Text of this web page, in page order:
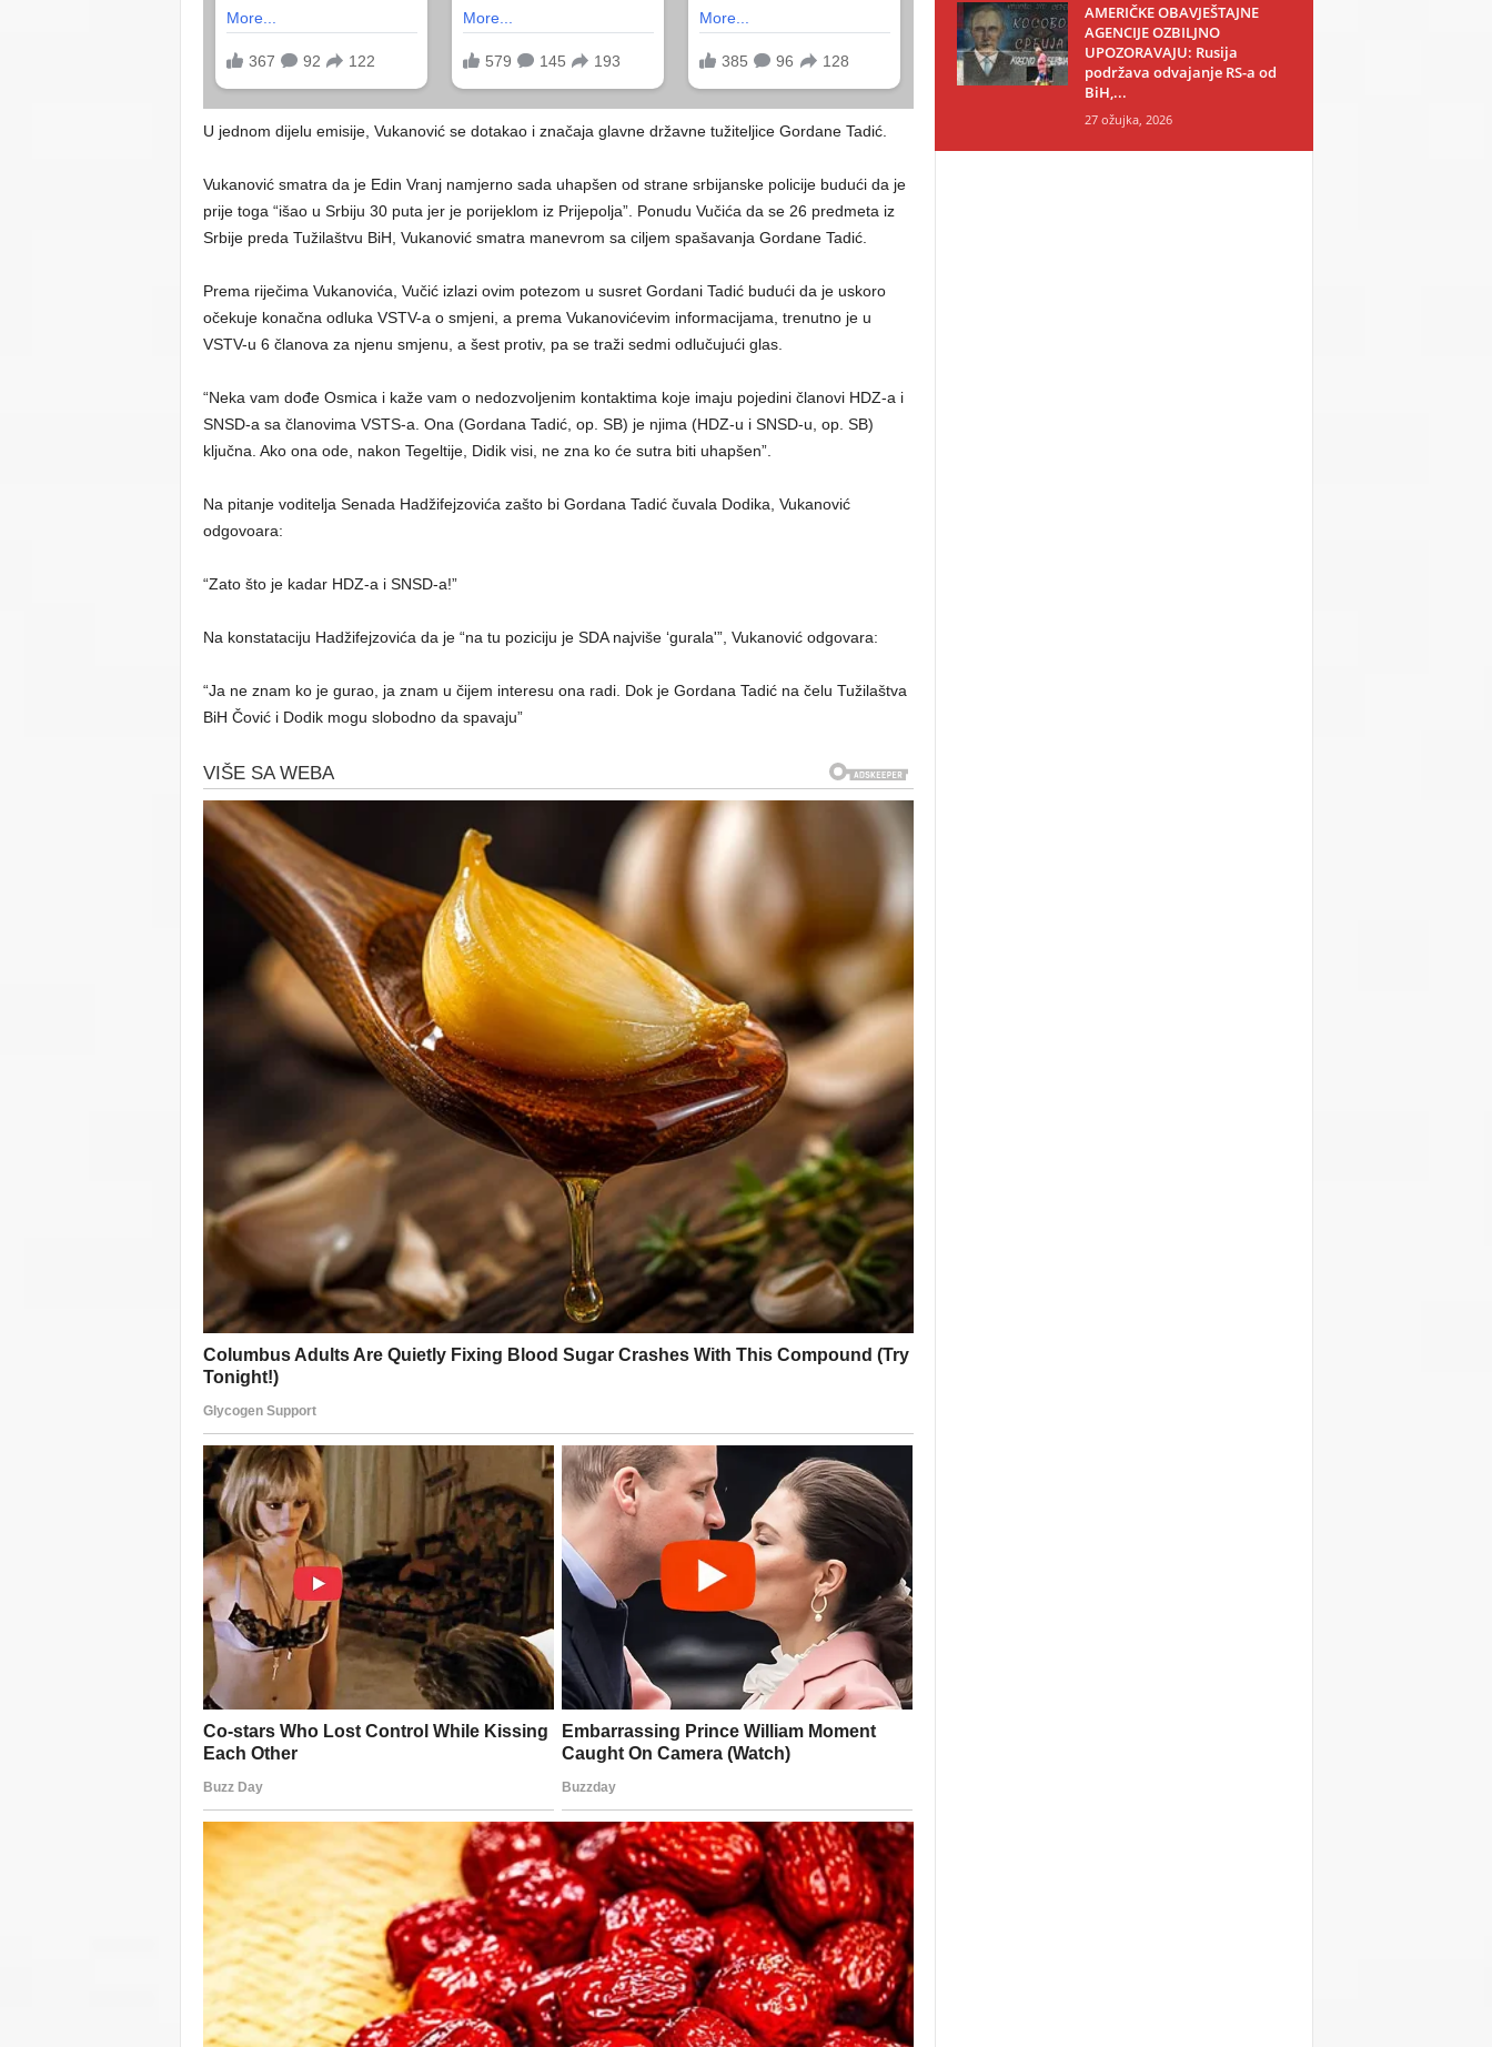
U jednom dijelu emisije, Vukanović se dotakao i značaja glavne državne tužiteljice Gordane Tadić.
Vukanović smatra da je Edin Vranj namjerno sada uhapšen od strane srbijanske policije budući da je
prije toga “išao u Srbiju 30 puta jer je porijeklom iz Prijepolja”. Ponudu Vučića da se 26 predmeta iz
Srbije preda Tužilaštvu BiH, Vukanović smatra manevrom sa ciljem spašavanja Gordane Tadić.
Prema riječima Vukanovića, Vučić izlazi ovim potezom u susret Gordani Tadić budući da je uskoro
očekuje konačna odluka VSTV-a o smjeni, a prema Vukanovićevim informacijama, trenutno je u
VSTV-u 6 članova za njenu smjenu, a šest protiv, pa se traži sedmi odlučujući glas.
“Neka vam dođe Osmica i kaže vam o nedozvoljenim kontaktima koje imaju pojedini članovi HDZ-a i
SNSD-a sa članovima VSTS-a. Ona (Gordana Tadić, op. SB) je njima (HDZ-u i SNSD-u, op. SB)
ključna. Ako ona ode, nakon Tegeltije, Didik visi, ne zna ko će sutra biti uhapšen”.
Na pitanje voditelja Senada Hadžifejzovića zašto bi Gordana Tadić čuvala Dodika, Vukanović
odgovoara:
“Zato što je kadar HDZ-a i SNSD-a!”
Na konstataciju Hadžifejzovića da je “na tu poziciju je SDA najviše ‘gurala'”, Vukanović odgovara:
“Ja ne znam ko je gurao, ja znam u čijem interesu ona radi. Dok je Gordana Tadić na čelu Tužilaštva
BiH Čović i Dodik mogu slobodno da spavaju”
AMERIČKE OBAVJEŠTAJNE
AGENCIJE OZBILJNO
UPOZORAVAJU: Rusija
podržava odvajanje RS-a od
BiH,...
27 ožujka, 2026